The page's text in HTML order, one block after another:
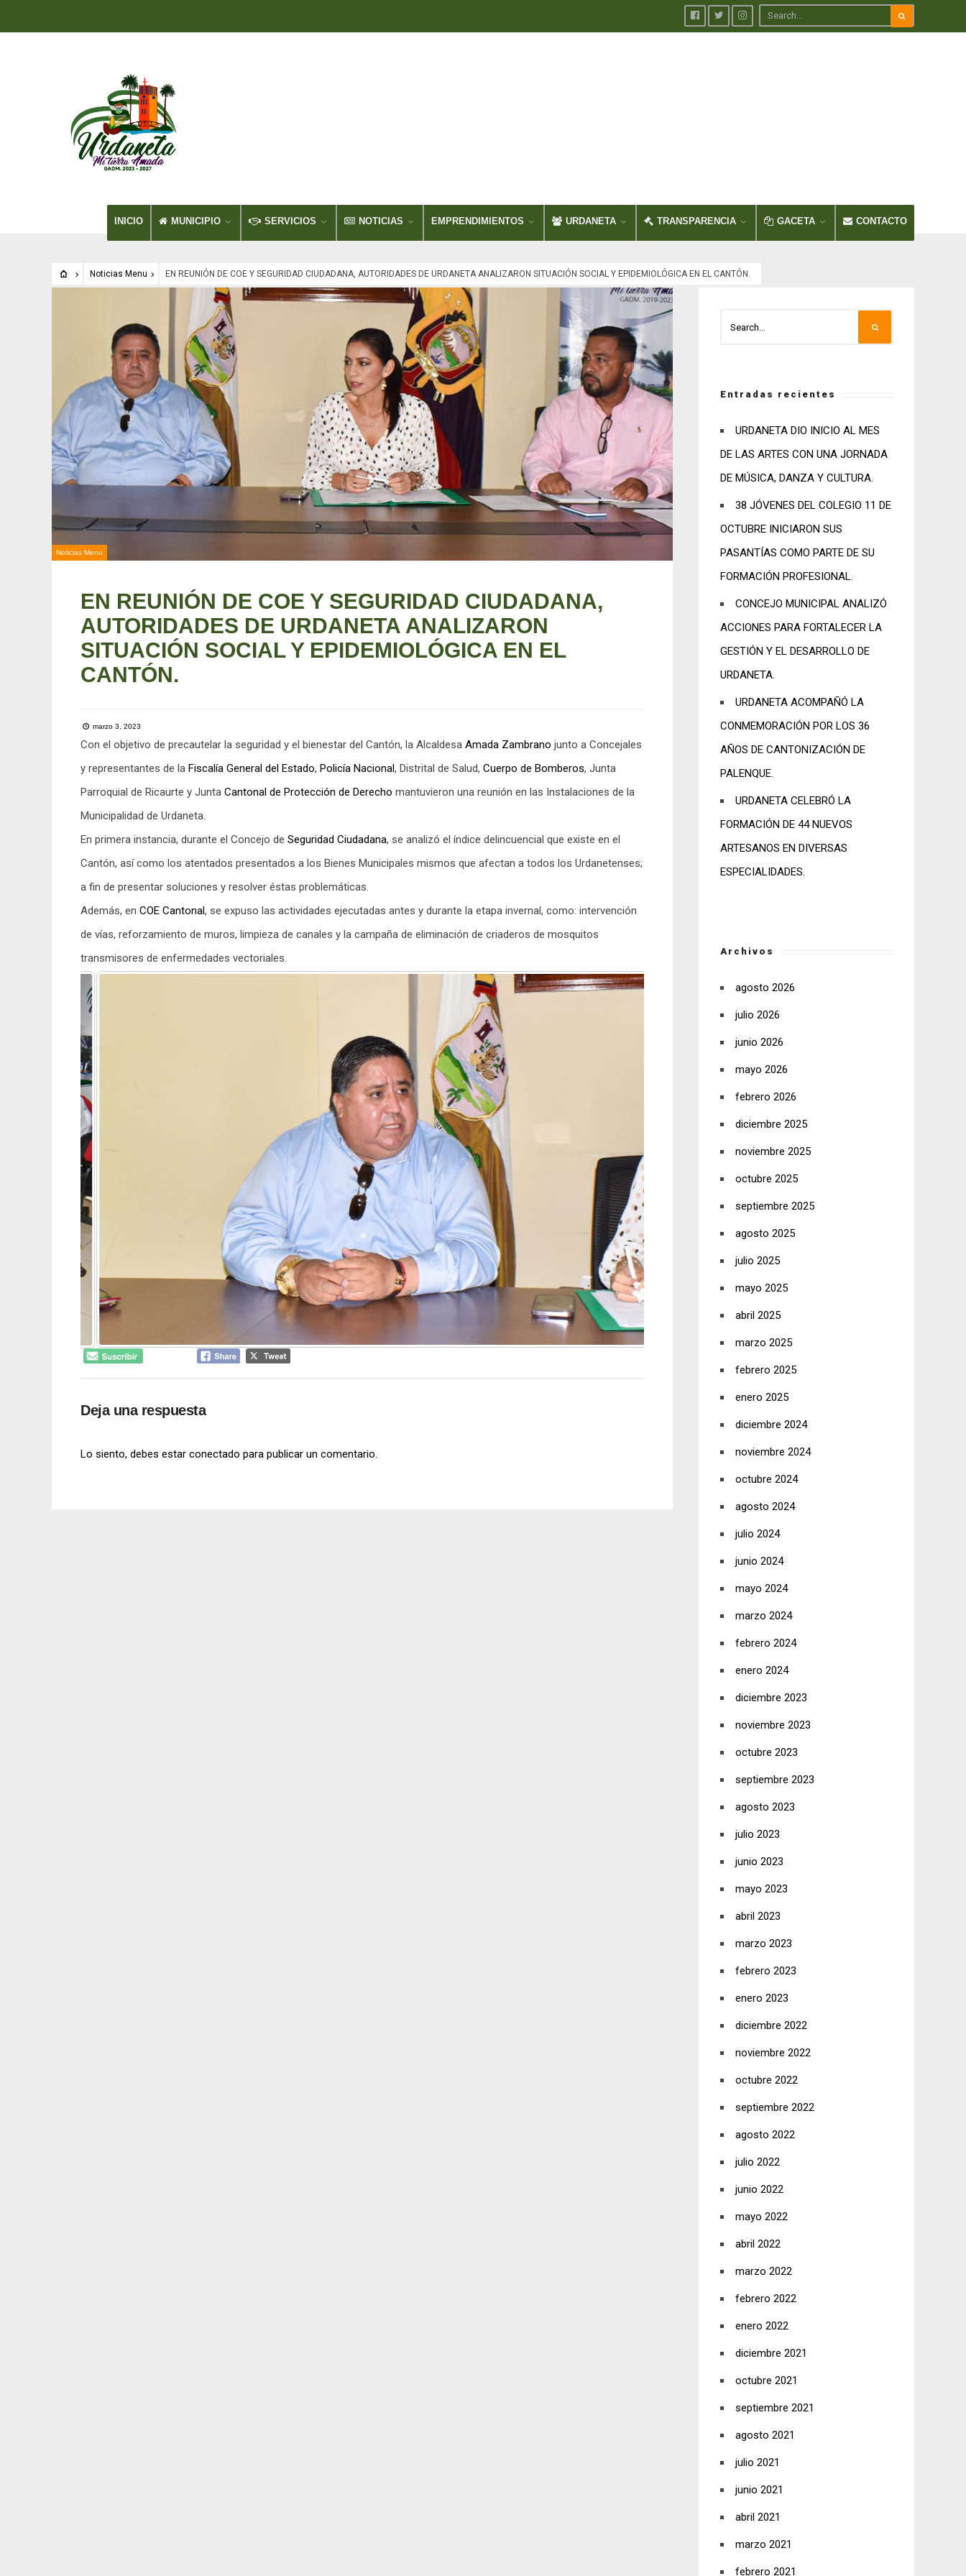
INICIO MUNICIPIO SERVICIOS NOTICIAS EMPRENDIMIENTOS URDANETA TRANSPARENCIA GACETA CONTACTO
Noticias Menu EN REUNIÓN DE COE Y SEGURIDAD CIUDADANA, AUTORIDADES DE URDANETA ANALIZARON SITUACIÓN SOCIAL Y EPIDEMIOLÓGICA EN EL CANTÓN.
Noticias Menu
EN REUNIÓN DE COE Y SEGURIDAD CIUDADANA,
AUTORIDADES DE URDANETA ANALIZARON
SITUACIÓN SOCIAL Y EPIDEMIOLÓGICA EN EL
CANTÓN.
marzo 3, 2023
Con el objetivo de precautelar la seguridad y el bienestar del Cantón, la Alcaldesa Amada Zambrano junto a Concejales
y representantes de la Fiscalía General del Estado, Policía Nacional, Distrital de Salud, Cuerpo de Bomberos, Junta
Parroquial de Ricaurte y Junta Cantonal de Protección de Derecho mantuvieron una reunión en las Instalaciones de la
Municipalidad de Urdaneta.
En primera instancia, durante el Concejo de Seguridad Ciudadana, se analizó el índice delincuencial que existe en el
Cantón, así como los atentados presentados a los Bienes Municipales mismos que afectan a todos los Urdanetenses;
a fin de presentar soluciones y resolver éstas problemáticas.
Además, en COE Cantonal, se expuso las actividades ejecutadas antes y durante la etapa invernal, como: intervención
de vías, reforzamiento de muros, limpieza de canales y la campaña de eliminación de criaderos de mosquitos
transmisores de enfermedades vectoriales.
Deja una respuesta
Lo siento, debes estar conectado para publicar un comentario.
Entradas recientes
URDANETA DIO INICIO AL MES
DE LAS ARTES CON UNA JORNADA
DE MÚSICA, DANZA Y CULTURA.
38 JÓVENES DEL COLEGIO 11 DE
OCTUBRE INICIARON SUS
PASANTÍAS COMO PARTE DE SU
FORMACIÓN PROFESIONAL.
CONCEJO MUNICIPAL ANALIZÓ
ACCIONES PARA FORTALECER LA
GESTIÓN Y EL DESARROLLO DE
URDANETA.
URDANETA ACOMPAÑÓ LA
CONMEMORACIÓN POR LOS 36
AÑOS DE CANTONIZACIÓN DE
PALENQUE.
URDANETA CELEBRÓ LA
FORMACIÓN DE 44 NUEVOS
ARTESANOS EN DIVERSAS
ESPECIALIDADES.
Archivos
agosto 2026
julio 2026
junio 2026
mayo 2026
febrero 2026
diciembre 2025
noviembre 2025
octubre 2025
septiembre 2025
agosto 2025
julio 2025
mayo 2025
abril 2025
marzo 2025
febrero 2025
enero 2025
diciembre 2024
noviembre 2024
octubre 2024
agosto 2024
julio 2024
junio 2024
mayo 2024
marzo 2024
febrero 2024
enero 2024
diciembre 2023
noviembre 2023
octubre 2023
septiembre 2023
agosto 2023
julio 2023
junio 2023
mayo 2023
abril 2023
marzo 2023
febrero 2023
enero 2023
diciembre 2022
noviembre 2022
octubre 2022
septiembre 2022
agosto 2022
julio 2022
junio 2022
mayo 2022
abril 2022
marzo 2022
febrero 2022
enero 2022
diciembre 2021
octubre 2021
septiembre 2021
agosto 2021
julio 2021
junio 2021
abril 2021
marzo 2021
febrero 2021